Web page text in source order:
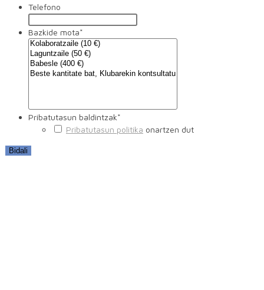
Telefono
Bazkide mota*
Pribatutasun baldintzak*
Pribatutasun politika onartzen dut